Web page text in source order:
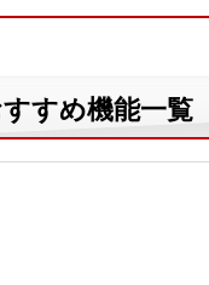
すめ機能一覧